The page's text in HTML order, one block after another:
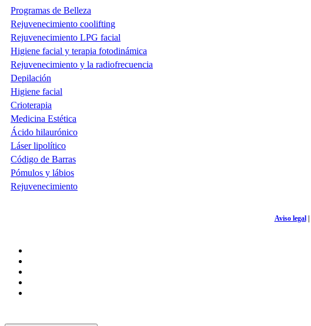
Programas de Belleza
Rejuvenecimiento coolifting
Rejuvenecimiento LPG facial
Higiene facial y terapia fotodinámica
Rejuvenecimiento y la radiofrecuencia
Depilación
Higiene facial
Crioterapia
Medicina Estética
Ácido hilaurónico
Láser lipolítico
Código de Barras
Pómulos y lábios
Rejuvenecimiento
Aviso legal|